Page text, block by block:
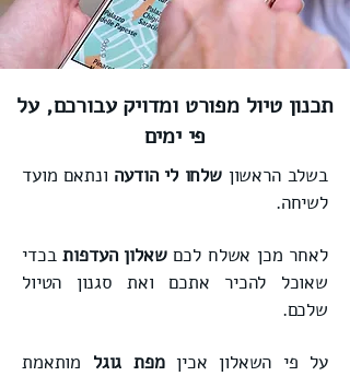
​תכנון טיול מפורט ומדויק עבורכם, על
פי ימים
בשלב הראשון שלחו ליהודעה ונתאם מועד
לשיחה.
לאחר מכן אשלח לכםשאלון העדפותבכדי
שאוכל להכיר אתכם ואת סגנון הטיול
שלכם.
על פי השאלון אכיןמפת גוגל מותאמת